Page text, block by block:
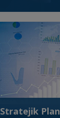
Stratejik Plan
Detay